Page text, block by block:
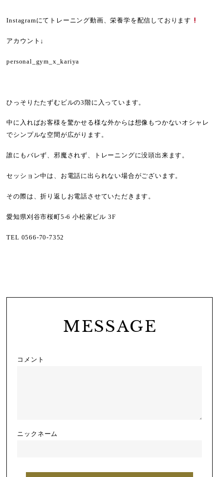
Instagramにてトレーニング動画、栄養学を配信しております
アカウント ↓
personal_gym_x_kariya
ひっそりたたずむビルの3 階に入っています。
中に入ればお客様を驚かせる様な外からは想像もつかないオシャレ
でシンプルな空間が広がります。
誰にもバレず、邪魔されず、トレーニングに没頭出来ます。
セッション中は、お電話に出られない場合がございます。
その際は、折り返しお電話させていただきます。
愛知県刈谷市桜町5-6小松家ビル 3F
TEL 0566-70-7352
MESSAGE
コメント
ニックネーム